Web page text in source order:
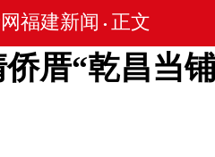
福建新闻 • 正文
厝“乾昌当